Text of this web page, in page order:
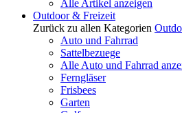
Alle Artikel anzeigen
Outdoor & Freizeit
Zurück zu allen Kategorien
Auto und Fahrrad
Sattelbezuege
Alle Auto und Fahrrad
Ferngläser
Frisbees
Garten